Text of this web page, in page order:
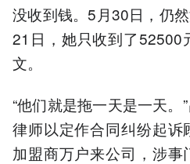
没收到钱。5月30日，仍
21日，她只收到了52500
文。
“他们就是拖一天是一天
律师以定作合同纠纷起诉
加盟商万户来公司，涉事